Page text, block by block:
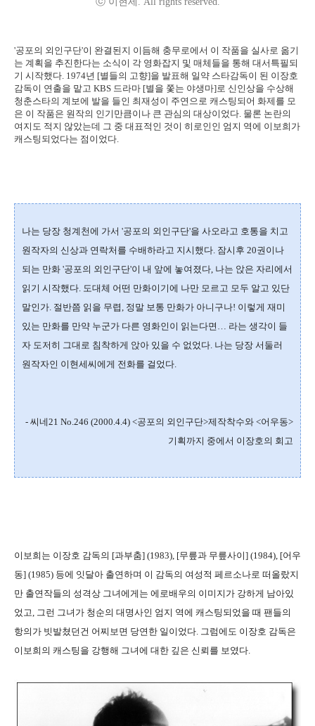
'공포의 외인구단'이 완결된지 이듬해 충무로에서 이 작품을 실사로 옮기
는 계획을 추진한다는 소식이 각 영화잡지 및 매체들을 통해 대서특필되
기 시작했다. 1974년 [별들의 고향]을 발표해 일약 스타감독이 된 이장호
감독이 연출을 맡고 KBS 드라마 [별을 쫓는 야생마]로 신인상을 수상해
청춘스타의 계보에 발을 들인 최재성이 주연으로 캐스팅되어 화제를 모
은 이 작품은 원작의 인기만큼이나 큰 관심의 대상이었다. 물론 논란의
여지도 적지 않았는데 그 중 대표적인 것이 히로인인 엄지 역에 이보희가
캐스팅되었다는 점이었다.
나는 당장 청계천에 가서 '공포의 외인구단'을 사오라고 호통을 치고
원작자의 신상과 연락처를 수배하라고 지시했다. 잠시후 20권이나
되는 만화 '공포의 외인구단'이 내 앞에 놓여졌다, 나는 앉은 자리에서
읽기 시작했다. 도대체 어떤 만화이기에 나만 모르고 모두 알고 있단
말인가. 절반쯤 읽을 무렵, 정말 보통 만화가 아니구나! 이렇게 재미
있는 만화를 만약 누군가 다른 영화인이 읽는다면… 라는 생각이 들
자 도저히 그대로 침착하게 앉아 있을 수 없었다. 나는 당장 서둘러
원작자인 이현세씨에게 전화를 걸었다.
- 씨네21 No.246 (2000.4.4) <공포의 외인구단>제작착수와 <어우동>
기획까지 중에서 이장호의 회고
이보희는 이장호 감독의 [과부춤] (1983), [무릎과 무릎사이] (1984), [어우
동] (1985) 등에 잇달아 출연하며 이 감독의 여성적 페르소나로 떠올랐지
만 출연작들의 성격상 그녀에게는 에로배우의 이미지가 강하게 남아있
었고, 그런 그녀가 청순의 대명사인 엄지 역에 캐스팅되었을 때 팬들의
항의가 빗발쳤던건 어찌보면 당연한 일이었다. 그럼에도 이장호 감독은
이보희의 캐스팅을 강행해 그녀에 대한 깊은 신뢰를 보였다.